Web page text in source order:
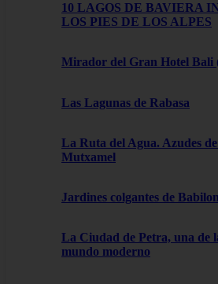
10 LAGOS DE BAVIERA
LOS PIES DE LOS ALPES
Mirador del Gran Hotel Bali
Las Lagunas de Rabasa
La Ruta del Agua. Azudes
Mutxamel
Jardines colgantes de
La Ciudad de Petra, una de
mundo moderno